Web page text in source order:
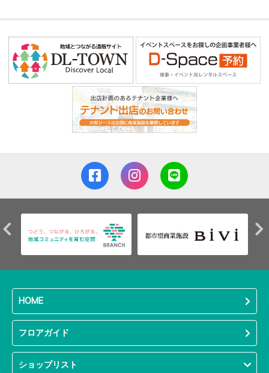
HOME
フロアガイド
ショップリスト